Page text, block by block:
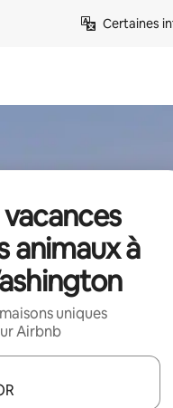
Certaines
animaux à
uniques
Airbnb
utilisez les flèches